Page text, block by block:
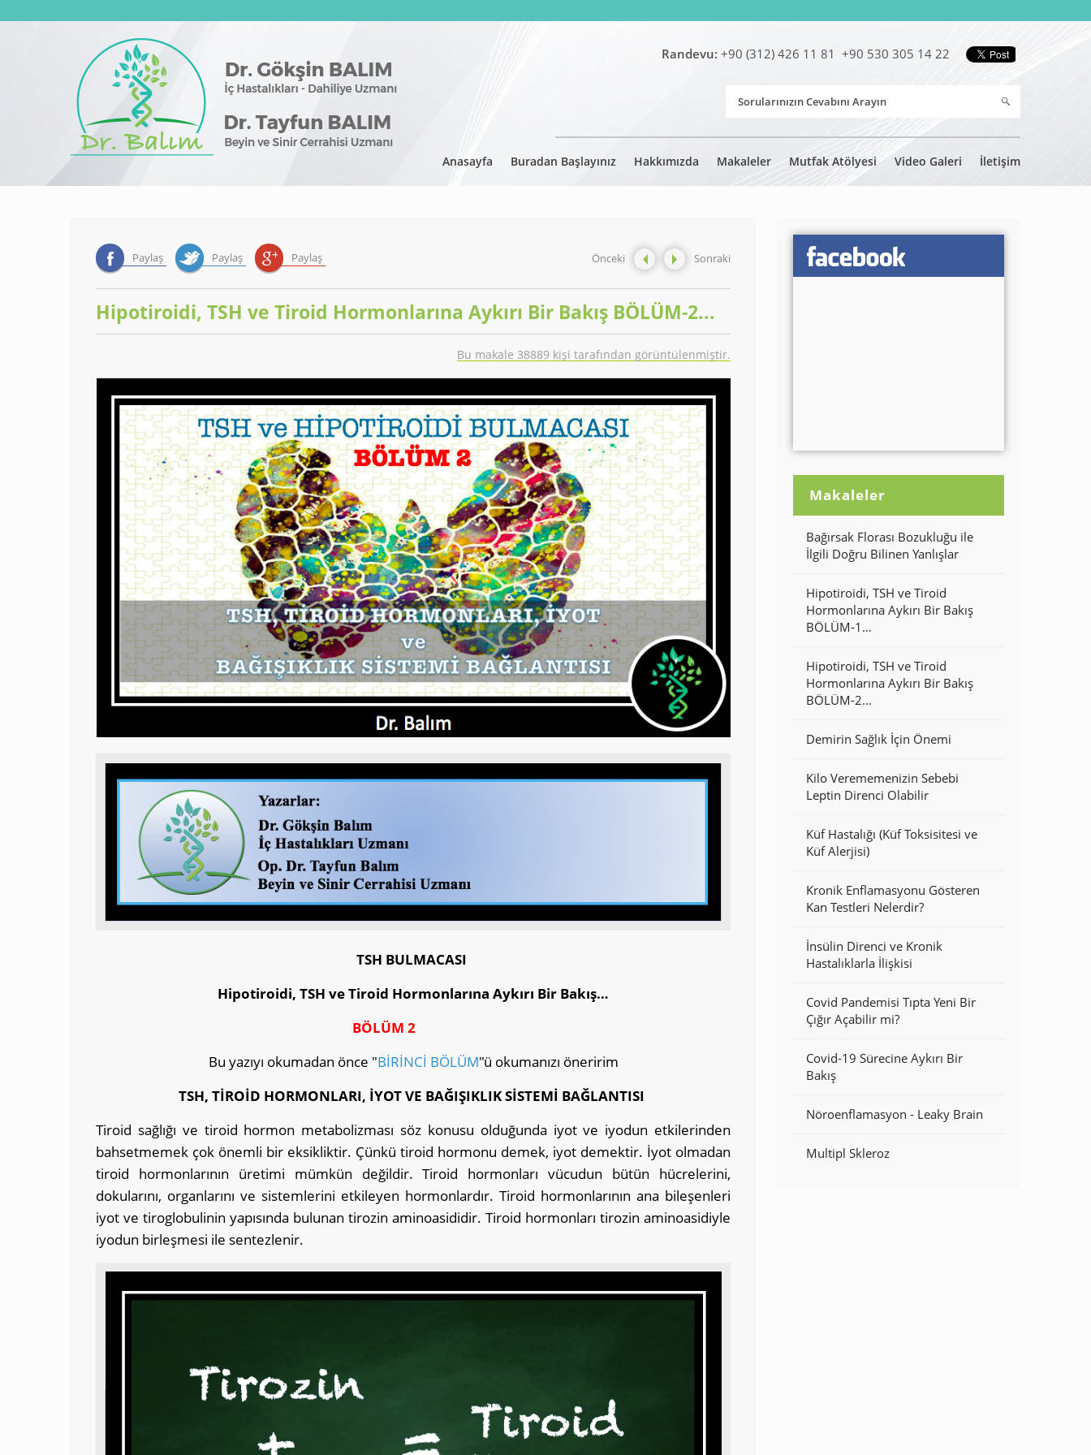
Randevu: +90 (312) 426 11 81 +90 530 305 14 22
Anasayfa Buradan Başlayınız Hakkımızda Makaleler Mutfak Atölyesi Video Galeri İletişim
Paylaş Paylaş Paylaş Önceki Sonraki
Hipotiroidi, TSH ve Tiroid Hormonlarına Aykırı Bir Bakış BÖLÜM-2...
Bu makale 38889 kişi tarafından görüntülenmiştir.
TSH BULMACASI
Hipotiroidi, TSH ve Tiroid Hormonlarına Aykırı Bir Bakış…
BÖLÜM 2
Bu yazıyı okumadan önce "BİRİNCİ BÖLÜM"ü okumanızı öneririm
TSH, TİROİD HORMONLARI, İYOT VE BAĞIŞIKLIK SİSTEMİ BAĞLANTISI
Tiroid sağlığı ve tiroid hormon metabolizması söz konusu olduğunda iyot ve iyodun etkilerinden
bahsetmemek çok önemli bir eksikliktir. Çünkü tiroid hormonu demek, iyot demektir. İyot olmadan
tiroid hormonlarının üretimi mümkün değildir. Tiroid hormonları vücudun bütün hücrelerini,
dokularını, organlarını ve sistemlerini etkileyen hormonlardır. Tiroid hormonlarının ana bileşenleri
iyot ve tiroglobulinin yapısında bulunan tirozin aminoasididir. Tiroid hormonları tirozin aminoasidiyle
iyodun birleşmesi ile sentezlenir.
Makaleler
Bağırsak Florası Bozukluğu ile
İlgili Doğru Bilinen Yanlışlar
Hipotiroidi, TSH ve Tiroid
Hormonlarına Aykırı Bir Bakış
BÖLÜM-1…
Hipotiroidi, TSH ve Tiroid
Hormonlarına Aykırı Bir Bakış
BÖLÜM-2...
Demirin Sağlık İçin Önemi
Kilo Verememenizin Sebebi
Leptin Direnci Olabilir
Küf Hastalığı (Küf Toksisitesi ve
Küf Alerjisi)
Kronik Enflamasyonu Gösteren
Kan Testleri Nelerdir?
İnsülin Direnci ve Kronik
Hastalıklarla İlişkisi
Covid Pandemisi Tıpta Yeni Bir
Çığır Açabilir mi?
Covid-19 Sürecine Aykırı Bir
Bakış
Nöroenflamasyon - Leaky Brain
Multipl Skleroz